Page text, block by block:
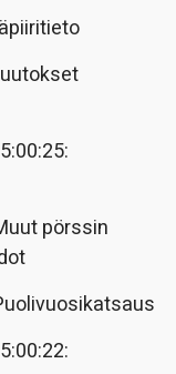
pörssin